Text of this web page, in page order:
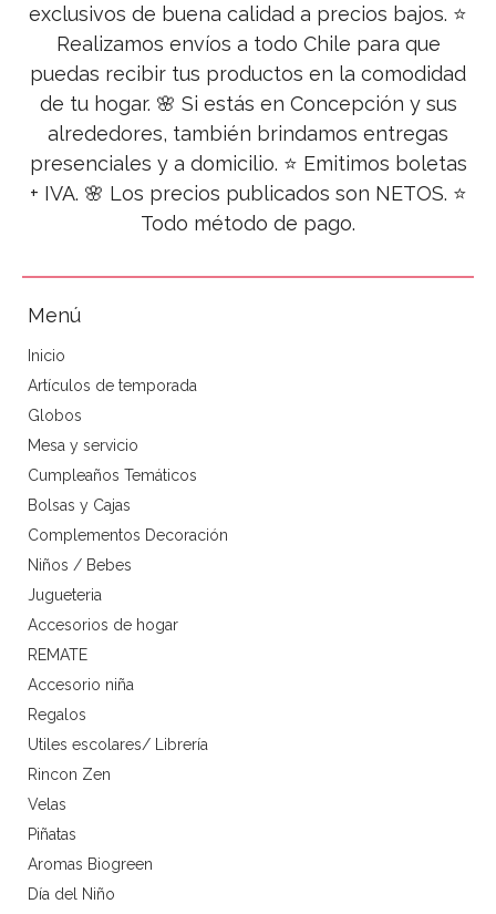
exclusivos de buena calidad a precios bajos. ⭐
Realizamos envíos a todo Chile para que
puedas recibir tus productos en la comodidad
de tu hogar. 🌸 Si estás en Concepción y sus
alrededores, también brindamos entregas
presenciales y a domicilio. ⭐ Emitimos boletas
+ IVA. 🌸 Los precios publicados son NETOS. ⭐
Todo método de pago.
Menú
Inicio
Artículos de temporada
Globos
Mesa y servicio
Cumpleaños Temáticos
Bolsas y Cajas
Complementos Decoración
Niños / Bebes
Jugueteria
Accesorios de hogar
REMATE
Accesorio niña
Regalos
Utiles escolares/ Librería
Rincon Zen
Velas
Piñatas
Aromas Biogreen
Día del Niño